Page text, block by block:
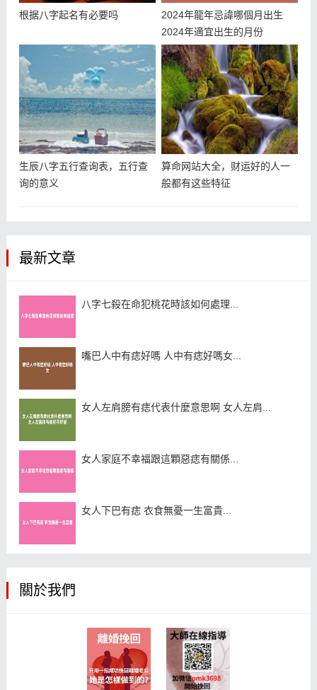
根据八字起名有必要吗
2024年龍年忌諱哪個月出生
2024年適宜出生的月份
生辰八字五行查询表，五行查
询的意义
算命网站大全，财运好的人一
般都有这些特征
最新文章
八字七殺在命犯桃花時該如何處理...
嘴巴人中有痣好嗎 人中有痣好嗎女...
女人左肩膀有痣代表什麼意思啊 女人左肩...
女人家庭不幸福跟這顆惡痣有關係...
女人下巴有痣 衣食無憂一生富貴...
關於我們